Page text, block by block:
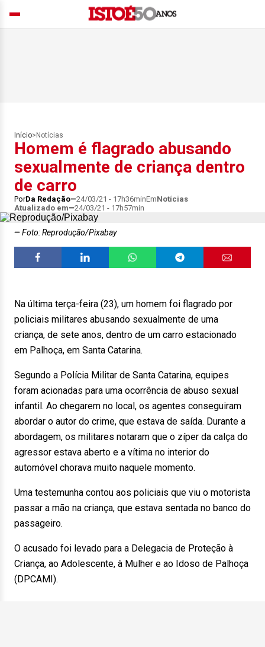
Início> Notícias
Homem é flagrado abusando
sexualmente de criança dentro
de carro
PorDa Redação 24/03/21 - 17h36minEmNotícias
Atualizado em
24/03/21 - 17h57min
Foto: Reprodução/Pixabay
Na última terça-feira (23), um homem foi flagrado por
policiais militares abusando sexualmente de uma
criança, de sete anos, dentro de um carro estacionado
em Palhoça, em Santa Catarina.
Segundo a Polícia Militar de Santa Catarina, equipes
foram acionadas para uma ocorrência de abuso sexual
infantil. Ao chegarem no local, os agentes conseguiram
abordar o autor do crime, que estava de saída. Durante a
abordagem, os militares notaram que o zíper da calça do
agressor estava aberto e a vítima no interior do
automóvel chorava muito naquele momento.
Uma testemunha contou aos policiais que viu o motorista
passar a mão na criança, que estava sentada no banco do
passageiro.
O acusado foi levado para a Delegacia de Proteção à
Criança, ao Adolescente, à Mulher e ao Idoso de Palhoça
(DPCAMI).